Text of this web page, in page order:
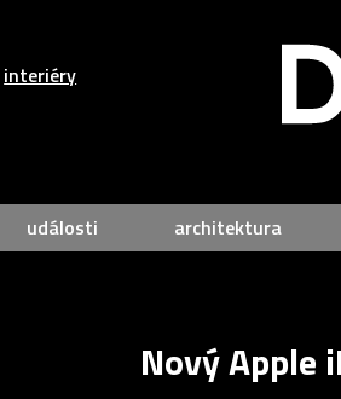
interiéry
události architektura
Nový Apple